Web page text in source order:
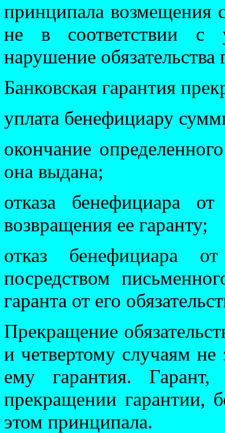
принципала возмещения
не в соответствии с
нарушение
Банковская гарантия
уплата бенефициару
окончание
она выдана;
отказа бенефициара
возвращения ее гаранту;
отказ бенефициара
посредством
гаранта от его
Прекращение
и четвертому случаям не
ему гарантия.
прекращении гарантии,
этом принципала.